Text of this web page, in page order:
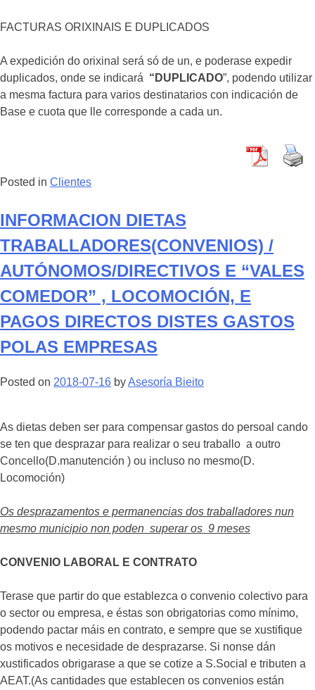
FACTURAS ORIXINAIS E DUPLICADOS
A expedición do orixinal será só de un, e poderase expedir
duplicados, onde se indicará “DUPLICADO”, podendo utilizar
a mesma factura para varios destinatarios con indicación de
Base e cuota que lle corresponde a cada un.
Posted in Clientes
INFORMACION DIETAS
TRABALLADORES(CONVENIOS) /
AUTÓNOMOS/DIRECTIVOS E “VALES
COMEDOR” , LOCOMOCIÓN, E
PAGOS DIRECTOS DISTES GASTOS
POLAS EMPRESAS
Posted on 2018-07-16 byAsesoría Bieito
As dietas deben ser para compensar gastos do persoal cando
se ten que desprazar para realizar o seu traballo a outro
Concello(D.manutención ) ou incluso no mesmo(D.
Locomoción)
Os desprazamentos e permanencias dos traballadores nun
mesmo municipio non poden superar os 9 meses
CONVENIO LABORAL E CONTRATO
Terase que partir do que establezca o convenio colectivo para
o sector ou empresa, e éstas son obrigatorias como mínimo,
podendo pactar máis en contrato, e sempre que se xustifique
os motivos e necesidade de desprazarse. Si nonse dán
xustificados obrigarase a que se cotize a S.Social e tributen a
AEAT.(As cantidades que establecen os convenios están